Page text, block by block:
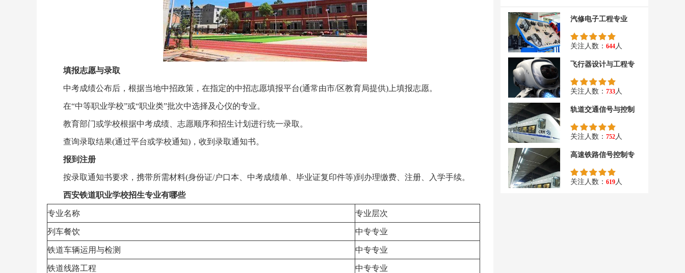
填报志愿与录取
中考成绩公布后，根据当地中招政策，在指定的中招志愿填报平台(通常由市/区教育局提供)上填报志愿。
在“中等职业学校”或“职业类”批次中选择及心仪的专业。
教育部门或学校根据中考成绩、志愿顺序和招生计划进行统一录取。
查询录取结果(通过平台或学校通知)，收到录取通知书。
报到注册
按录取通知书要求，携带所需材料(身份证/户口本、中考成绩单、毕业证复印件等)到办理缴费、注册、入学手续。
西安铁道职业学校招生专业有哪些
专业名称 专业层次
列车餐饮 中专专业
铁道车辆运用与检测 中专专业
铁道线路工程 中专专业
汽修电子工程专业
关注人数： 644人
飞行器设计与工程专
关注人数： 733人
轨道交通信号与控制
关注人数： 752人
高速铁路信号控制专
关注人数： 619人